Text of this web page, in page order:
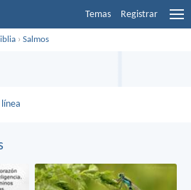
Temas Registrar
›Salmos